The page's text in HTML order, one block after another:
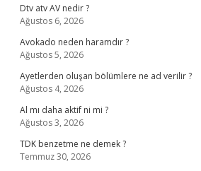
Dtv atv AV nedir ?
Ağustos 6, 2026
Avokado neden haramdır ?
Ağustos 5, 2026
Ayetlerden oluşan bölümlere ne ad verilir ?
Ağustos 4, 2026
Al mı daha aktif ni mi ?
Ağustos 3, 2026
TDK benzetme ne demek ?
Temmuz 30, 2026